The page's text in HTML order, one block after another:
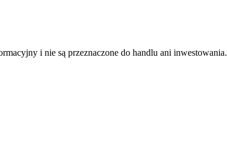
i nie są przeznaczone do handlu ani inwestowania.